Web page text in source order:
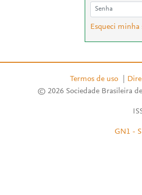
Esqueci minha
Termos de uso
© 2026 Sociedade Brasileira
GN1 -